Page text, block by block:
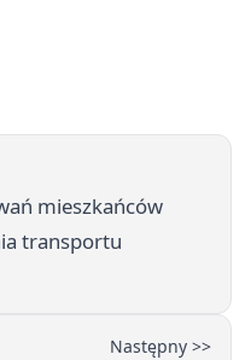
mieszkańców
transportu
Następny >>